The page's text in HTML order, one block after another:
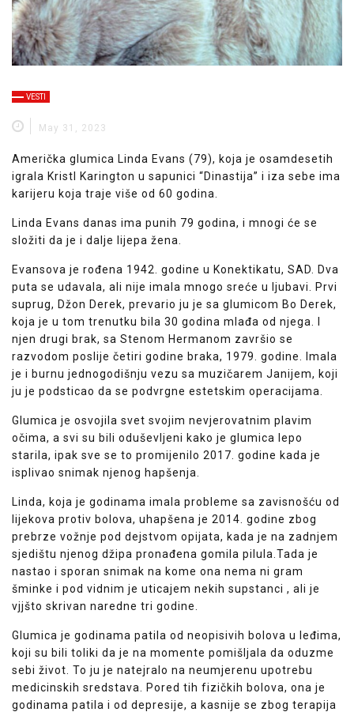
VESTI
May 31, 2023
Američka glumica Linda Evans (79), koja je osamdesetih
igrala Kristl Karington u sapunici “Dinastija” i iza sebe ima
karijeru koja traje više od 60 godina.
Linda Evans danas ima punih 79 godina, i mnogi će se
složiti da je i dalje lijepa žena.
Evansova je rođena 1942. godine u Konektikatu, SAD. Dva
puta se udavala, ali nije imala mnogo sreće u ljubavi. Prvi
suprug, Džon Derek, prevario ju je sa glumicom Bo Derek,
koja je u tom trenutku bila 30 godina mlađa od njega. I
njen drugi brak, sa Stenom Hermanom završio se
razvodom poslije četiri godine braka, 1979. godine. Imala
je i burnu jednogodišnju vezu sa muzičarem Janijem, koji
ju je podsticao da se podvrgne estetskim operacijama.
Glumica je osvojila svet svojim nevjerovatnim plavim
očima, a svi su bili oduševljeni kako je glumica lepo
starila, ipak sve se to promijenilo 2017. godine kada je
isplivao snimak njenog hapšenja.
Linda, koja je godinama imala probleme sa zavisnošću od
lijekova protiv bolova, uhapšena je 2014. godine zbog
prebrze vožnje pod dejstvom opijata, kada je na zadnjem
sjedištu njenog džipa pronađena gomila pilula.Tada je
nastao i sporan snimak na kome ona nema ni gram
šminke i pod vidnim je uticajem nekih supstanci , ali je
vjjšto skrivan naredne tri godine.
Glumica je godinama patila od neopisivih bolova u leđima,
koji su bili toliki da je na momente pomišljala da oduzme
sebi život. To ju je natejralo na neumjerenu upotrebu
medicinskih sredstava. Pored tih fizičkih bolova, ona je
godinama patila i od depresije, a kasnije se zbog terapija